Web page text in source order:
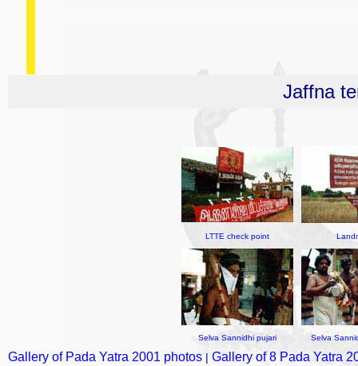
Jaffna
LTTE check point
Selva Sannidhi pujari Selva
Gallery of Pada Yatra 2001 photos |Gallery of 8 Pada Yatra